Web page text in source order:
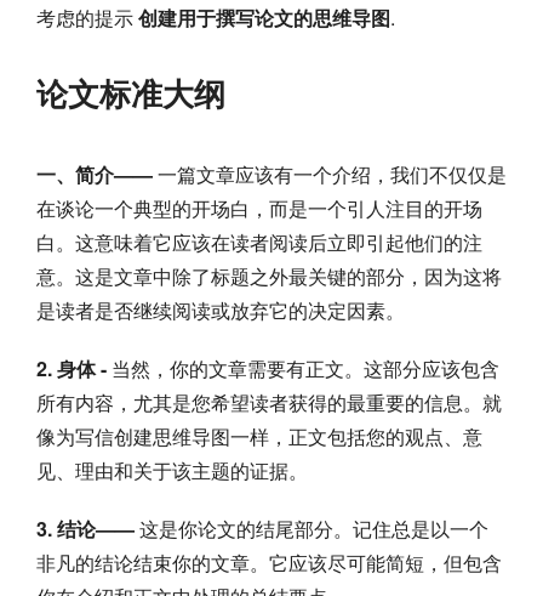
考虑的提示创建用于撰写论文的思维导图.
论文标准大纲
一、简介——一篇文章应该有一个介绍，我们不仅仅是
在谈论一个典型的开场白，而是一个引人注目的开场
白。这意味着它应该在读者阅读后立即引起他们的注
意。这是文章中除了标题之外最关键的部分，因为这将
是读者是否继续阅读或放弃它的决定因素。
2. 身体 - 当然，你的文章需要有正文。这部分应该包含
所有内容，尤其是您希望读者获得的最重要的信息。就
像为写信创建思维导图一样，正文包括您的观点、意
见、理由和关于该主题的证据。
3. 结论——这是你论文的结尾部分。记住总是以一个
非凡的结论结束你的文章。它应该尽可能简短，但包含